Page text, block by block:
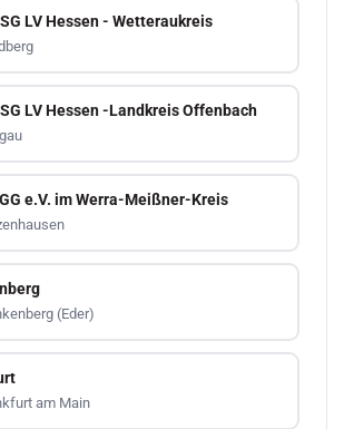
LV Hessen - Wetteraukreis
LV Hessen -Landkreis Offenbach
e.V. im Werra-Meißner-Kreis
(Eder)
am Main